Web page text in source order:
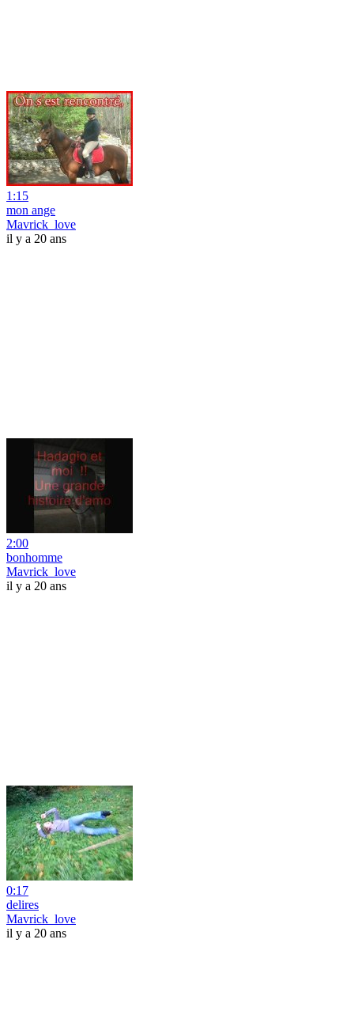
1:15
mon ange
Mavrick_love
il y a 20 ans
2:00
bonhomme
Mavrick_love
il y a 20 ans
0:17
delires
Mavrick_love
il y a 20 ans